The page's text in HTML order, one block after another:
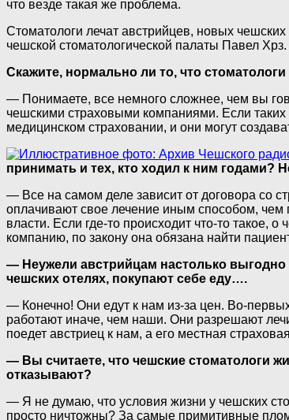
что везде такая же проблема.
Стоматологи лечат австрийцев, новых
чешской стоматологической палаты Павел Хрз.
Скажите, нормально ли то, что
— Понимаете, все немного сложнее, чем вы
чешскими страховыми компаниями. Если таких
медицинском страховании, и они могут
принимать и тех, кто ходил к ним годами?
— Все на самом деле зависит от договора со
оплачивают свое лечение иным способом, чем
власти. Если где-то происходит что-то такое,
компанию, по закону она обязана найти
— Неужели австрийцам настолько выгодно
чешских отелях, покупают себе еду….
— Конечно! Они едут к нам из-за цен. Во-
работают иначе, чем наши. Они разрешают
поедет австриец к нам, а его местная
— Вы считаете, что чешские стоматологи
отказывают?
— Я не думаю, что условия жизни у чешских
просто ничтожны? За самые примитивные